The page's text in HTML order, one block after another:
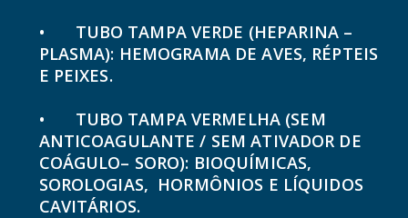
•
TUBO TAMPA VERDE (HEPARINA –
PLASMA): HEMOGRAMA DE AVES, RÉPTEIS
E PEIXES.
•
TUBO TAMPA VERMELHA (SEM
ANTICOAGULANTE / SEM ATIVADOR DE
COÁGULO– SORO): BIOQUÍMICAS,
SOROLOGIAS, HORMÔNIOS E LÍQUIDOS
CAVITÁRIOS.